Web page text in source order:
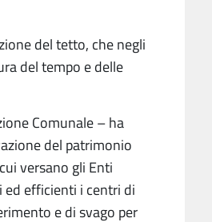
del tetto, che negli
del tempo e delle
Comunale – ha
del patrimonio
versano gli Enti
efficienti i centri di
e di svago per